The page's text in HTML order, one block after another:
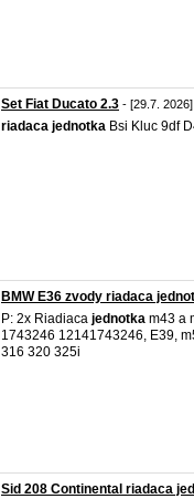
Set Fiat Ducato 2.3 - [29.7. 2026]
riadaca jednotka Bsi Kluc 9df
BMW E36 zvody riadaca
P: 2x Riadiaca jednotka m43 a
1743246 12141743246, E39,
316 320 325i
Sid 208 Continental riadaca